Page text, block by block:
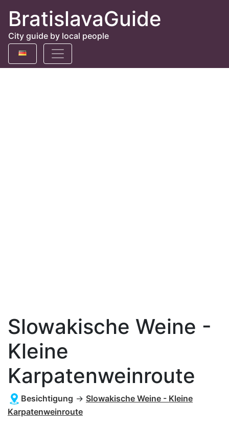
BratislavaGuide
City guide by local people
Slowakische Weine -
Kleine
Karpatenweinroute
Besichtigung → Slowakische Weine - Kleine
Karpatenweinroute